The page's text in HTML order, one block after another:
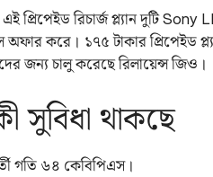
এই প্রিপেইড রিচার্জ প্ল্যান দুটি
অফার করে। ১৭৫ টাকার প্রিপেইড
জন্য চালু করেছে রিলায়েন্স জিও।
সুবিধা থাকছে
গতি ৬৪ কেবিপিএস।